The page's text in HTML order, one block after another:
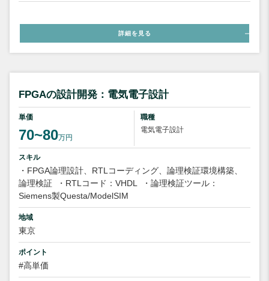
詳細を見る
FPGAの設計開発：電気電子設計
単価
70~80万円
職種
電気電子設計
スキル
・FPGA論理設計、RTLコーディング、論理検証環境構築、
論理検証
・RTLコード：VHDL
・論理検証ツール：
Siemens製Questa/ModelSIM
地域
東京
ポイント
#高単価